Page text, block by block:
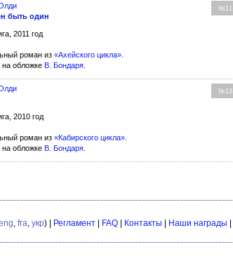
№11
быть один
2011 год
роман из «Ахейского цикла»
обложке В. Бондаря
№13
2010 год
роман из «Кабирского цикла»
обложке В. Бондаря
, fra, укр) | Регламент FAQ Контакты Наши награды